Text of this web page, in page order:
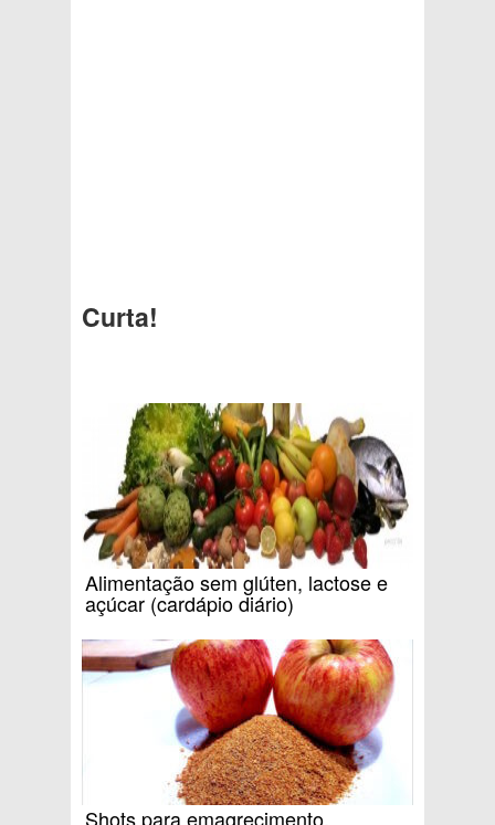
Curta!
Alimentação sem glúten, lactose e
açúcar (cardápio diário)
Shots para emagrecimento,